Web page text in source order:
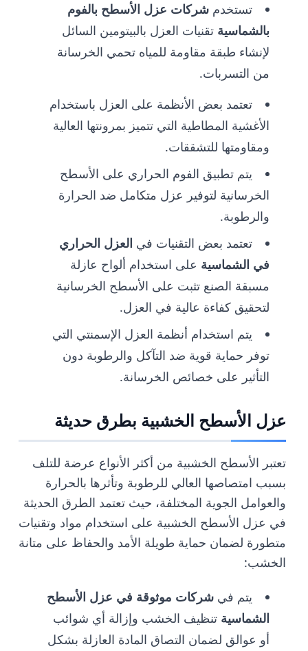
تستخدم شركات عزل الأسطح بالفوم
بالشماسية تقنيات العزل بالبيتومين السائل
لإنشاء طبقة مقاومة للمياه تحمي الخرسانة
من التسربات.
تعتمد بعض الأنظمة على العزل باستخدام
الأغشية المطاطية التي تتميز بمرونتها العالية
ومقاومتها للتشققات.
يتم تطبيق الفوم الحراري على الأسطح
الخرسانية لتوفير عزل متكامل ضد الحرارة
والرطوبة.
تعتمد بعض التقنيات في العزل الحراري
في الشماسية على استخدام ألواح عازلة
مسبقة الصنع تثبت على الأسطح الخرسانية
لتحقيق كفاءة عالية في العزل.
يتم استخدام أنظمة العزل الإسمنتي التي
توفر حماية قوية ضد التآكل والرطوبة دون
التأثير على خصائص الخرسانة.
عزل الأسطح الخشبية بطرق حديثة
تعتبر الأسطح الخشبية من أكثر الأنواع عرضة للتلف
بسبب امتصاصها العالي للرطوبة وتأثرها بالحرارة
والعوامل الجوية المختلفة، حيث تعتمد الطرق الحديثة
في عزل الأسطح الخشبية على استخدام مواد وتقنيات
متطورة لضمان حماية طويلة الأمد والحفاظ على متانة
الخشب:
يتم في شركات موثوقة في عزل الأسطح
الشماسية تنظيف الخشب وإزالة أي شوائب
أو عوالق لضمان التصاق المادة العازلة بشكل